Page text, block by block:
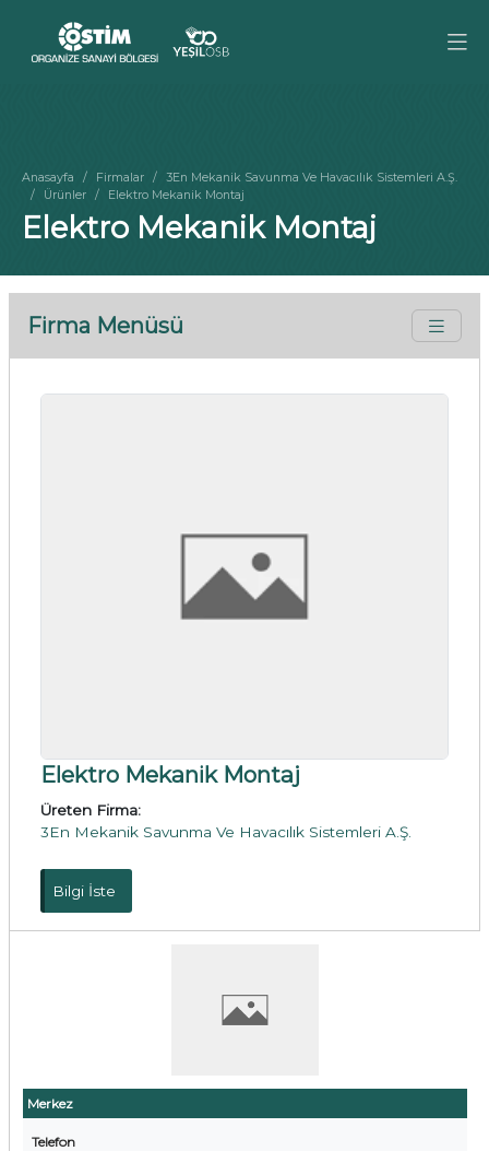
Anasayfa Firmalar
3En Mekanik Savunma Ve Havacılık Sistemleri A.Ş.
Ürünler
Elektro Mekanik Montaj
Elektro Mekanik Montaj
Firma Menüsü
Merkez
Telefon
Elektro Mekanik Montaj
Üreten Firma:
3En Mekanik Savunma Ve Havacılık Sistemleri A.Ş.
Bilgi İste